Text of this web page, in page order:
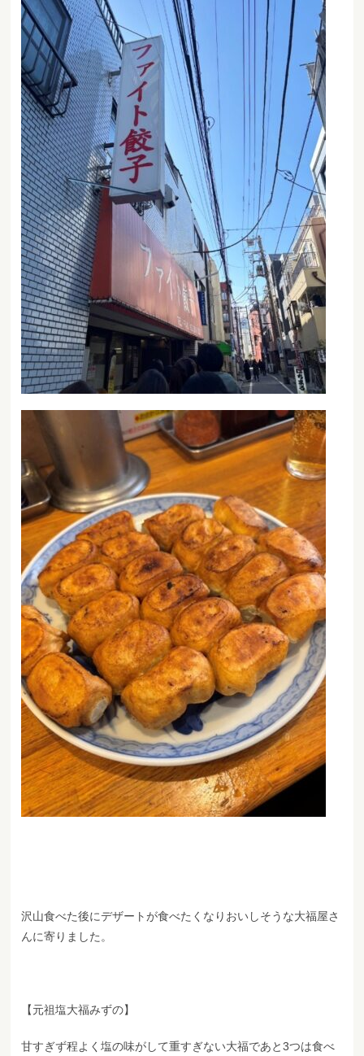
沢山食べた後にデザートが食べたくなりおいしそうな大福屋さ
んに寄りました。
【元祖塩大福みずの】
甘すぎず程よく塩の味がして重すぎない大福であと3つは食べ